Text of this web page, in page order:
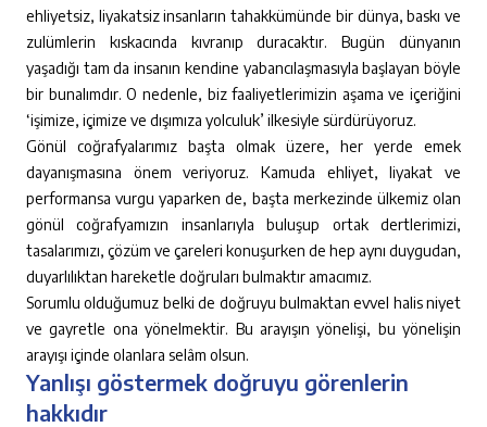
Yanlışı göstermek doğruyu görenlerin
hakkıdır
ehliyetsiz, liyakatsiz insanların tahakkümünde bir dünya, baskı ve
zulümlerin kıskacında kıvranıp duracaktır. Bugün dünyanın
yaşadığı tam da insanın kendine yabancılaşmasıyla başlayan böyle
bir bunalımdır. O nedenle, biz faaliyetlerimizin aşama ve içeriğini
‘işimize, içimize ve dışımıza yolculuk’ ilkesiyle sürdürüyoruz.
Gönül coğrafyalarımız başta olmak üzere, her yerde emek
dayanışmasına önem veriyoruz. Kamuda ehliyet, liyakat ve
performansa vurgu yaparken de, başta merkezinde ülkemiz olan
gönül coğrafyamızın insanlarıyla buluşup ortak dertlerimizi,
tasalarımızı, çözüm ve çareleri konuşurken de hep aynı duygudan,
duyarlılıktan hareketle doğruları bulmaktır amacımız.
Sorumlu olduğumuz belki de doğruyu bulmaktan evvel halis niyet
ve gayretle ona yönelmektir. Bu arayışın yönelişi, bu yönelişin
arayışı içinde olanlara selâm olsun.